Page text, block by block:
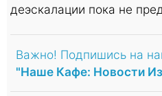
деэскалации пока не
Важно! Подпишись на
"Наше Кафе: Новости